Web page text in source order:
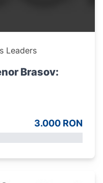
Leaders
Brasov:
3.000 RON